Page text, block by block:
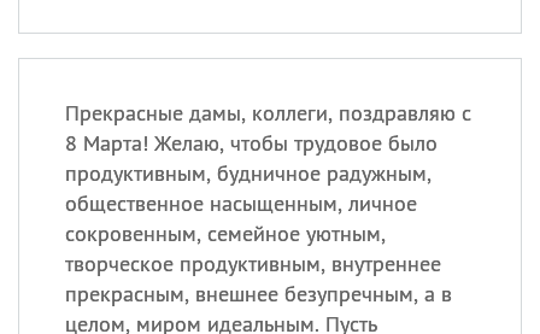
Прекрасные дамы, коллеги, поздравляю с
8 Марта! Желаю, чтобы трудовое было
продуктивным, будничное радужным,
общественное насыщенным, личное
сокровенным, семейное уютным,
творческое продуктивным, внутреннее
прекрасным, внешнее безупречным, а в
целом, миром идеальным. Пусть